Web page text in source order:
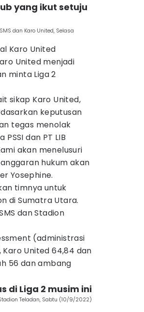
yang ikut setuju
dan Karo United, Selasa
Karo United
United menjadi
minta Liga 2
sikap Karo United,
keputusan
tegas menolak
dan PT LIB
akan menelusuri
hukum akan
Yosephine.
timnya untuk
di Sumatra Utara.
dan Stadion
(administrasi
United 64,84 dan
56 dan ambang
di Liga 2 musim ini
Teladan, Sabtu (10/9/2022)